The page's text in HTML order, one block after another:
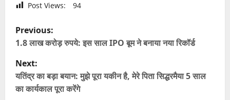
Post Views: 94
P
o
s
t
Previous:
1.8 लाख करोड़ रुपये: इस साल IPO बूम ने बनाया नया रिकॉर्ड
Next:
यतिंद्र का बड़ा बयान: मुझे पूरा यकीन है, मेरे पिता सिद्धरमैया 5 साल
का कार्यकाल पूरा करेंगे